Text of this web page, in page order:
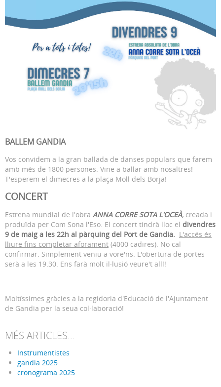
BALLEM GANDIA
Vos convidem a la gran ballada de danses populars que farem
amb més de 1800 persones. Vine a ballar amb nosaltres!
T'esperem el dimecres a la plaça Moll dels Borja!
CONCERT
Estrena mundial de l'obra ANNA CORRE SOTA L'OCEÀ, creada i
produïda per Com Sona l'Eso. El concert tindrà lloc el divendres
9 de maig a les 22h al pàrquing del Port de Gandia. L'accés és
lliure fins completar aforament (4000 cadires). No cal
confirmar. Simplement veniu a vore'ns. L'obertura de portes
serà a les 19.30. Ens farà molt il·lusió veure't allí!
Moltíssimes gràcies a la regidoria d'Educació de l'Ajuntament
de Gandia per la seua col·laboració!
MÉS ARTICLES...
Instrumentistes
gandia 2025
cronograma 2025